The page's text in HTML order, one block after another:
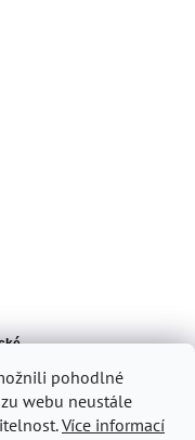
pohodlné
webu neustále
Více informací